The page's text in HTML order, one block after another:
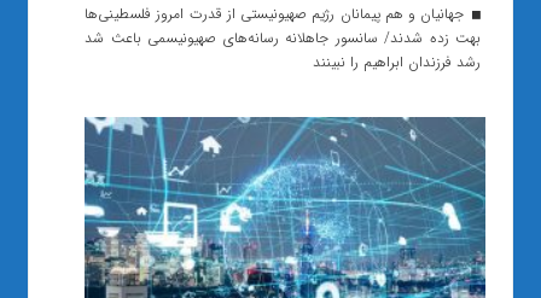
جهانیان و هم پیمانان رژیم صهیونیستی از قدرت امروز فلسطینی‌ها
بهت زده شدند/ سانسور جاهلانه رسانه‌های صهیونیسمی باعث شد
رشد فرزندان ابراهیم را نبینند